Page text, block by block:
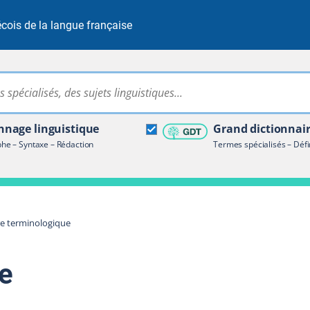
de la langue française
Rechercher dans tout le site
linguistique
– Syntaxe – Rédaction
Grand
Termes spécialisés –
terminologique
terminologique